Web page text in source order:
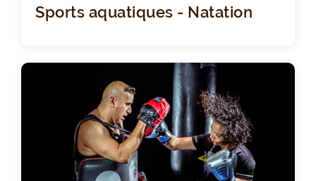
Sports aquatiques - Natation